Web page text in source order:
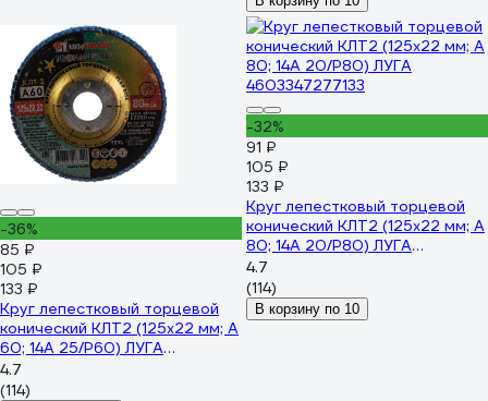
-36%
85 ₽
105 ₽
133 ₽
Круг лепестковый торцевой
конический КЛТ2 (125х22 мм; А
60; 14А 25/Р60) ЛУГА
4603347277140
4.7
(114)
-32%
91 ₽
105 ₽
133 ₽
Круг лепестковый торцевой
конический КЛТ2 (125х22 мм; А
80; 14А 20/Р80) ЛУГА
4603347277133
4.7
(114)
В корзину по 10